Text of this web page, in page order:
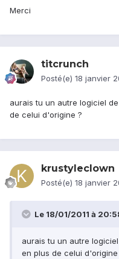
Merci
titcrunch
Posté(e) 18 janvier
aurais tu un autre logiciel
de celui d'origine ?
krustyleclown
Posté(e) 18 janvier
Le 18/01/2011 à
aurais tu un autre
en plus de celui d'origine